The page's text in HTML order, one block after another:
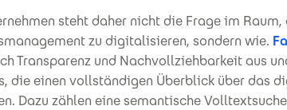
steht daher nicht die Frage im
zu digitalisieren, sondern wie.
Transparenz und Nachvollziehbarkeit aus
die einen vollständigen Überblick über das
Dazu zählen eine semantische